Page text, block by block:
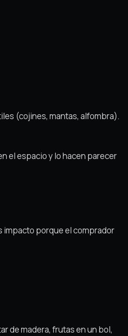
(cojines, mantas, alfombra).
el espacio y lo hacen parecer
impacto porque el comprador
de madera, frutas en un bol,